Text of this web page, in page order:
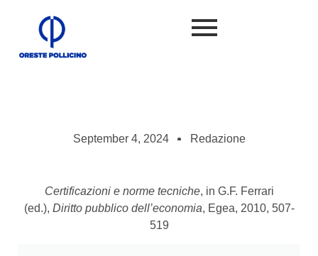
September 4, 2024 Redazione
Certificazioni e norme tecniche, in G.F. Ferrari
(ed.), Diritto pubblico dell’economia, Egea, 2010, 507-
519